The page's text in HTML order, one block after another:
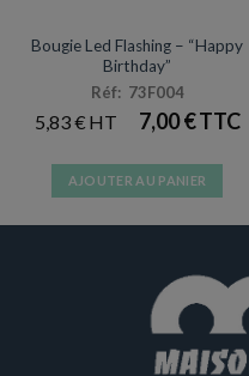
Bougie Led Flashing – “Happy
Birthday”
Réf: 73F004
5,83€ 7,00€
AJOUTER AU PANIER